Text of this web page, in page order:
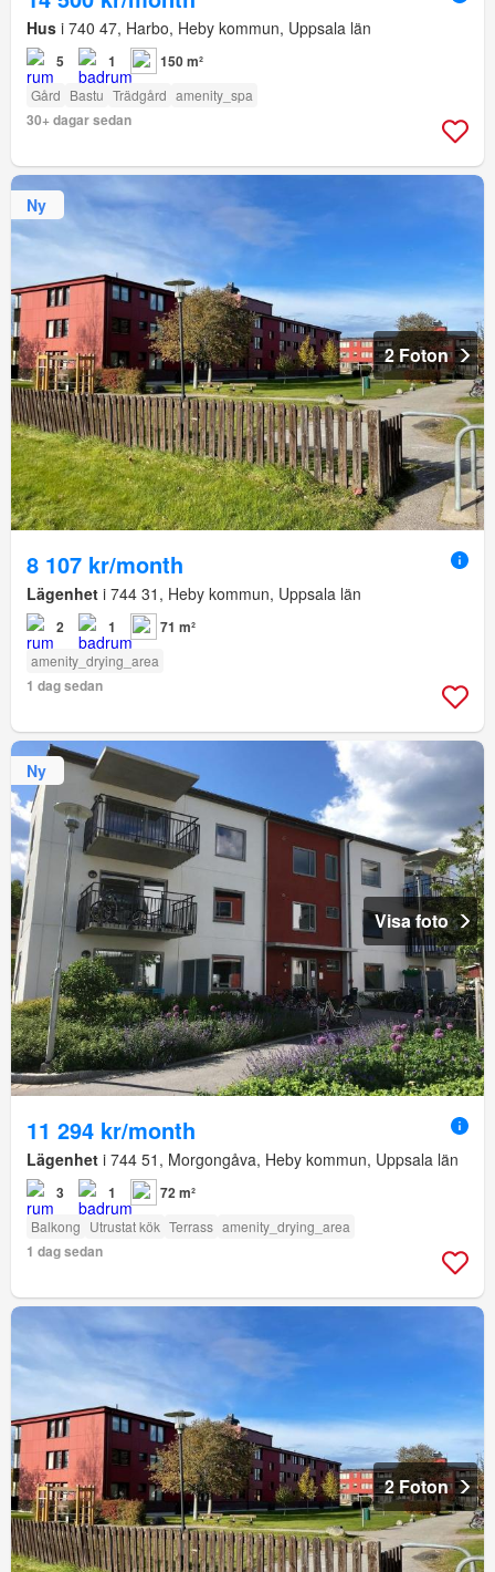
Hus i 740 47, Harbo, Heby kommun, Uppsala län
5 1 150 m²
Gård Bastu Trädgård amenity_spa
30+ dagar sedan
Ny
2 Foton
8 107 kr/month
Lägenhet i 744 31, Heby kommun, Uppsala län
2 1 71 m²
amenity_drying_area
1 dag sedan
Ny
Visa foto
11 294 kr/month
Lägenhet i 744 51, Morgongåva, Heby kommun, Uppsala län
3 1 72 m²
Balkong Utrustat kök Terrass amenity_drying_area
1 dag sedan
2 Foton